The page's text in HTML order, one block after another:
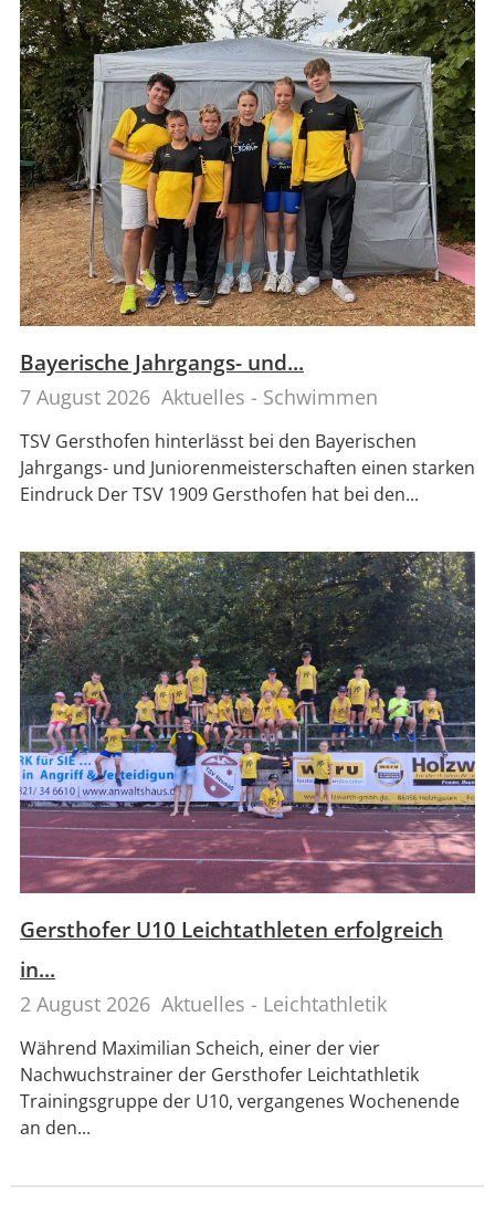
Bayerische Jahrgangs- und...
7 August 2026 Aktuelles - Schwimmen
TSV Gersthofen hinterlässt bei den Bayerischen
Jahrgangs- und Juniorenmeisterschaften einen starken
Eindruck Der TSV 1909 Gersthofen hat bei den...
Gersthofer U10 Leichtathleten erfolgreich
in...
2 August 2026 Aktuelles - Leichtathletik
Während Maximilian Scheich, einer der vier
Nachwuchstrainer der Gersthofer Leichtathletik
Trainingsgruppe der U10, vergangenes Wochenende
an den...